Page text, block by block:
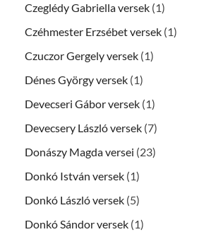
Czeglédy Gabriella versek (1)
Czéhmester Erzsébet versek (1)
Czuczor Gergely versek (1)
Dénes György versek (1)
Devecseri Gábor versek (1)
Devecsery László versek (7)
Donászy Magda versei (23)
Donkó István versek (1)
Donkó László versek (5)
Donkó Sándor versek (1)